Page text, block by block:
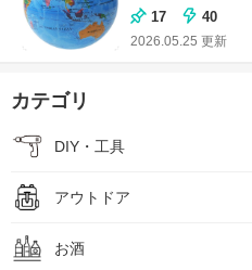
17 40
2026.05.25 更新
カテゴリ
DIY・工具
アウトドア
お酒